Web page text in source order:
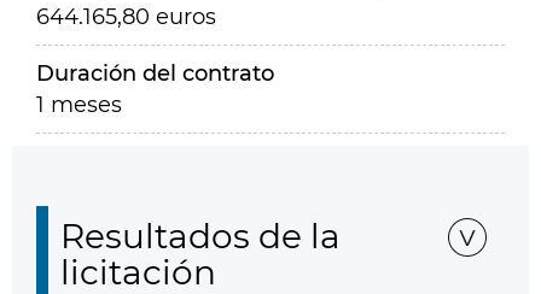
644.165,80 euros
Duración del contrato
1 meses
Resultados de la
licitación